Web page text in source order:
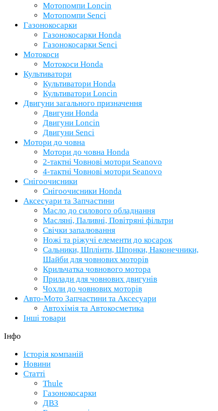
Мотопомпи Loncin
Мотопомпи Senci
Газонокосарки
Газонокосарки Honda
Газонокосарки Senci
Мотокоси
Мотокоси Honda
Культиватори
Культиватори Honda
Культиватори Loncin
Двигуни загального призначення
Двигуни Honda
Двигуни Loncin
Двигуни Senci
Мотори до човна
Мотори до човна Honda
2-тактні Човнові мотори Seanovo
4-тактні Човнові мотори Seanovo
Снігоочисники
Снігоочисники Honda
Аксесуари та Запчастини
Масло до силового обладнання
Масляні, Паливні, Повітряні фільтри
Свічки запалювання
Ножі та ріжучі елементи до косарок
Сальники, Шплінти, Шпонки, Наконечники,
Шайби для човнових моторів
Крильчатка човнового мотора
Прилади для човнових двигунів
Чохли до човнових моторів
Авто-Мото Запчастини та Аксесуари
Автохімія та Автокосметика
Інші товари
Інфо
Історія компаній
Новини
Статті
Thule
Газонокосарки
ДВЗ